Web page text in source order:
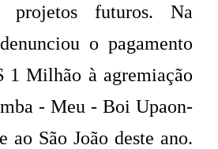
projetos futuros. Na
o pagamento
1 Milhão à agremiação
- Meu - Boi Upaon-
ao São João deste ano.